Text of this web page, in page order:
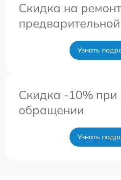
Скидка на
Узнать
Скидка -10% при
обращении
Узнать